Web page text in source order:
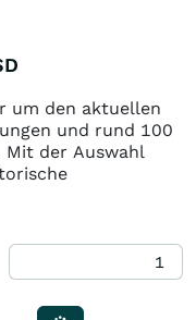
um den aktuellen
und rund 100
Mit der Auswahl